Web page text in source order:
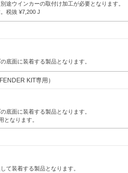
途ウインカーの取付け加工が必要となります。
税抜 ¥7,200 J
底面に装着する製品となります。
KIT専用）
底面に装着する製品となります。
なります。
て装着する製品となります。